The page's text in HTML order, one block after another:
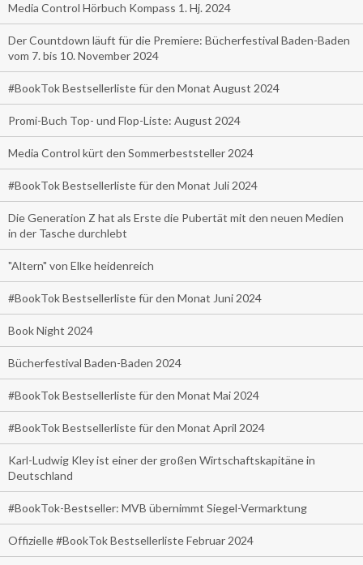
Media Control Hörbuch Kompass 1. Hj. 2024
Der Countdown läuft für die Premiere: Bücherfestival Baden-Baden
vom 7. bis 10. November 2024
#BookTok Bestsellerliste für den Monat August 2024
Promi-Buch Top- und Flop-Liste: August 2024
Media Control kürt den Sommerbeststeller 2024
#BookTok Bestsellerliste für den Monat Juli 2024
Die Generation Z hat als Erste die Pubertät mit den neuen Medien
in der Tasche durchlebt
"Altern" von Elke heidenreich
#BookTok Bestsellerliste für den Monat Juni 2024
Book Night 2024
Bücherfestival Baden-Baden 2024
#BookTok Bestsellerliste für den Monat Mai 2024
#BookTok Bestsellerliste für den Monat April 2024
Karl-Ludwig Kley ist einer der großen Wirtschaftskapitäne in
Deutschland
#BookTok-Bestseller: MVB übernimmt Siegel-Vermarktung
Offizielle #BookTok Bestsellerliste Februar 2024